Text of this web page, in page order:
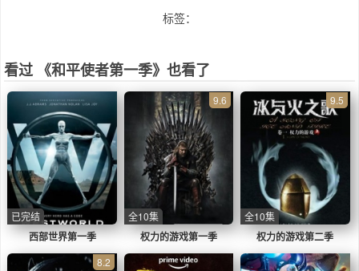
标签：
看过 《和平使者第一季》也看了
西部世界第一季
已完结
权力的游戏第一季
9.6
全10集
权力的游戏第二季
9.5
全10集
8.2